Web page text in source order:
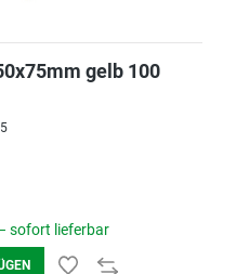
gelb 100
sofort lieferbar